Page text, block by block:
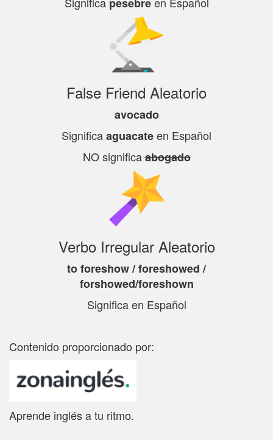
False Friend Aleatorio
avocado
Significaaguacateen Español
NO significaabogado
Verbo Irregular Aleatorio
to foreshow / foreshowed /
forshowed/foreshown
Significaen Español
Contenido proporcionado por:
Aprende inglés a tu ritmo.